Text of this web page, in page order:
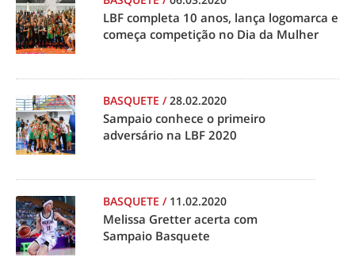
LBF completa 10 anos, lança logomarca e
começa competição no Dia da Mulher
BASQUETE /28.02.2020
Sampaio conhece o primeiro
adversário na LBF 2020
BASQUETE / 11.02.2020
Melissa Gretter acerta com
Sampaio Basquete